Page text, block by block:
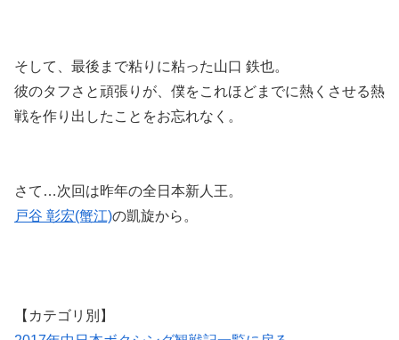
そして、最後まで粘りに粘った山口 鉄也。
彼のタフさと頑張りが、僕をこれほどまでに熱くさせる熱
戦を作り出したことをお忘れなく。
さて…次回は昨年の全日本新人王。
戸谷 彰宏(蟹江)の凱旋から。
【カテゴリ別】